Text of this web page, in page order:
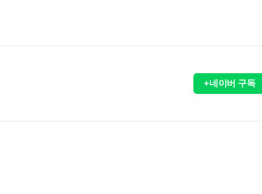
+네이버 구독